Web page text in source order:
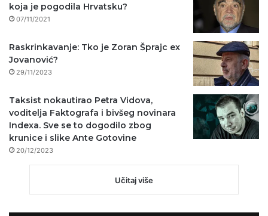
koja je pogodila Hrvatsku?
07/11/2021
Raskrinkavanje: Tko je Zoran Šprajc ex
Jovanović?
29/11/2023
Taksist nokautirao Petra Vidova,
voditelja Faktografa i bivšeg novinara
Indexa. Sve se to dogodilo zbog
krunice i slike Ante Gotovine
20/12/2023
Učitaj više